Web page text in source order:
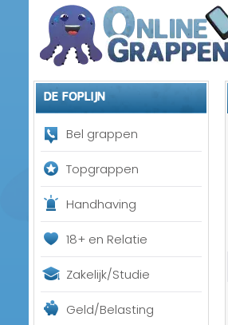
De foplijn
Bel grappen
Topgrappen
Handhaving
18+ en Relatie
Zakelijk/Studie
Geld/Belasting